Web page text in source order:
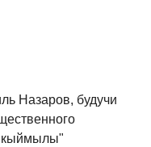
Назаров, будучи
кыймылы"